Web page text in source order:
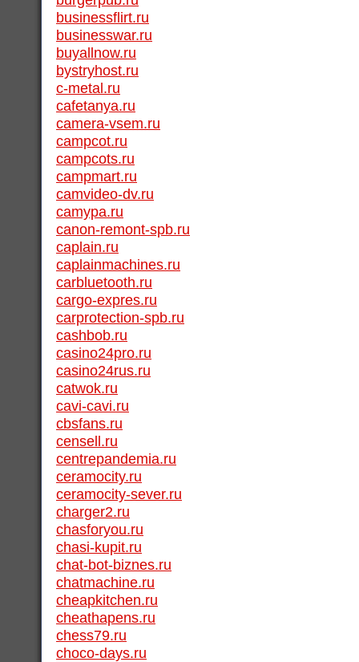
businessflirt.ru
businesswar.ru
buyallnow.ru
bystryhost.ru
c-metal.ru
cafetanya.ru
camera-vsem.ru
campcot.ru
campcots.ru
campmart.ru
camvideo-dv.ru
camypa.ru
canon-remont-spb.ru
caplain.ru
caplainmachines.ru
carbluetooth.ru
cargo-expres.ru
carprotection-spb.ru
cashbob.ru
casino24pro.ru
casino24rus.ru
catwok.ru
cavi-cavi.ru
cbsfans.ru
censell.ru
centrepandemia.ru
ceramocity.ru
ceramocity-sever.ru
charger2.ru
chasforyou.ru
chasi-kupit.ru
chat-bot-biznes.ru
chatmachine.ru
cheapkitchen.ru
cheathapens.ru
chess79.ru
choco-days.ru